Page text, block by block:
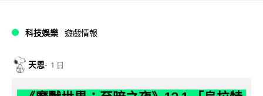
科技娛樂 遊戲情報
天恩 1 日